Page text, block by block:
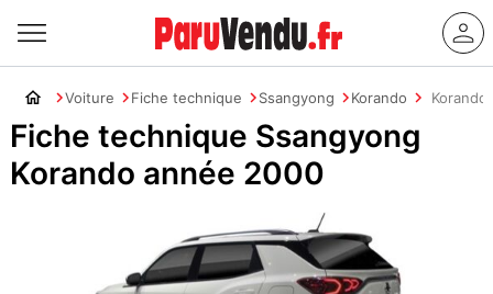
Voiture Fiche technique Ssangyong Korando Korando
Fiche technique Ssangyong
Korando année 2000